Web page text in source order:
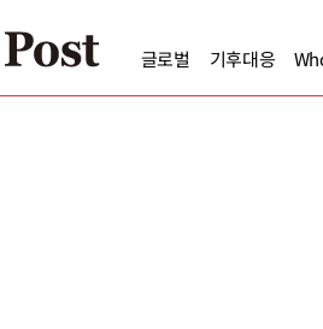
글로벌 기후대응